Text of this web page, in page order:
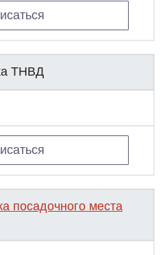
ТНВД
посадочного места